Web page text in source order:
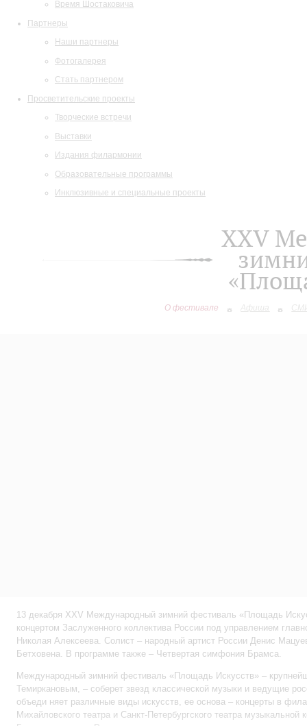
Время Шостаковича
Партнеры
Наши партнеры
Фотогалерея
Стать партнером
Просветительские проекты
Творческие встречи
Выставки
Издания филармонии
Образовательные программы
Инклюзивные и специальные проекты
XXV
О фестивале Афиша
13 декабря XXV Международный зимний фестиваль «Площадь
концертом Заслуженного коллектива России под управлением
Николая Алексеева. Солист – народный артист России Денис
Бетховена. В программе также – Четвертая симфония Брамса.
Международный зимний фестиваль «Площадь Искусств» –
Темиркановым, – соберет звезд классической музыки и ведущие
объеди няет различные виды искусств, ее основа – концерты в
Михайловского театра и Санкт-Петербургского театра